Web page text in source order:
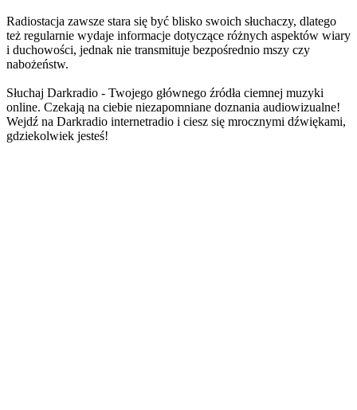
Radiostacja zawsze stara się być blisko swoich słuchaczy, dlatego
też regularnie wydaje informacje dotyczące różnych aspektów wiary
i duchowości, jednak nie transmituje bezpośrednio mszy czy
nabożeństw.
Słuchaj Darkradio - Twojego głównego źródła ciemnej muzyki
online. Czekają na ciebie niezapomniane doznania audiowizualne!
Wejdź na Darkradio internetradio i ciesz się mrocznymi dźwiękami,
gdziekolwiek jesteś!